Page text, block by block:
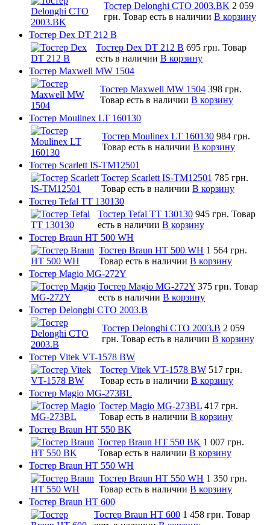
Тостер Delonghi CTO 2003.BK 2 059
грн. Товар есть в наличии В корзину
Тостер Dex DT 212 B
Тостер Dex DT 212 B 695 грн. Товар
есть в наличии В корзину
Тостер Maxwell MW 1504
Тостер Maxwell MW 1504 398 грн.
Товар есть в наличии В корзину
Тостер Moulinex LT 160130
Тостер Moulinex LT 160130 984 грн.
Товар есть в наличии В корзину
Тостер Scarlett IS-TM12501
Тостер Scarlett IS-TM12501 785 грн.
Товар есть в наличии В корзину
Тостер Tefal TT 130130
Тостер Tefal TT 130130 945 грн. Товар
есть в наличии В корзину
Тостер Braun HT 500 WH
Тостер Braun HT 500 WH 1 564 грн.
Товар есть в наличии В корзину
Тостер Magio MG-272Y
Тостер Magio MG-272Y 375 грн. Товар
есть в наличии В корзину
Тостер Delonghi CTO 2003.B
Тостер Delonghi CTO 2003.B 2 059
грн. Товар есть в наличии В корзину
Тостер Vitek VT-1578 BW
Тостер Vitek VT-1578 BW 517 грн.
Товар есть в наличии В корзину
Тостер Magio MG-273BL
Тостер Magio MG-273BL 417 грн.
Товар есть в наличии В корзину
Тостер Braun HT 550 BK
Тостер Braun HT 550 BK 1 007 грн.
Товар есть в наличии В корзину
Тостер Braun HT 550 WH
Тостер Braun HT 550 WH 1 350 грн.
Товар есть в наличии В корзину
Тостер Braun HT 600
Тостер Braun HT 600 1 458 грн. Товар